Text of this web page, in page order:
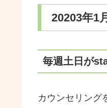
20203年1
毎週土日が
カウンセリング